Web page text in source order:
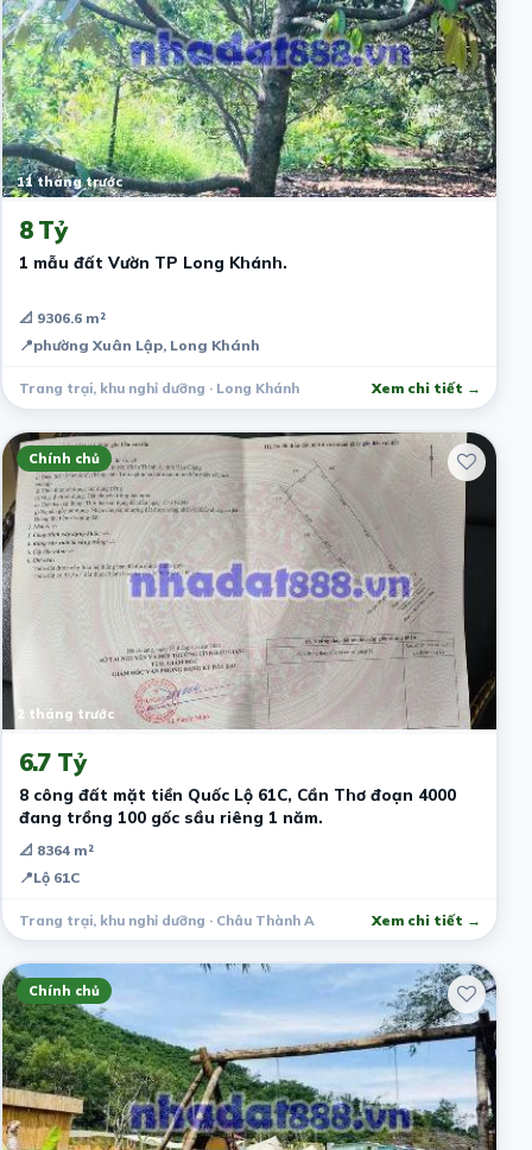
11 tháng trước
8 Tỷ
1 mẫu đất Vườn TP Long Khánh.
📐 9306.6 m²
📍phường Xuân Lập, Long Khánh
Trang trại, khu nghỉ dưỡng · Long Khánh Xem chi tiết →
Chính chủ
2 tháng trước
6.7 Tỷ
8 công đất mặt tiền Quốc Lộ 61C, Cần Thơ đoạn 4000
đang trồng 100 gốc sầu riêng 1 năm.
📐 8364 m²
📍Lộ 61C
Trang trại, khu nghỉ dưỡng · Châu Thành A Xem chi tiết →
Chính chủ